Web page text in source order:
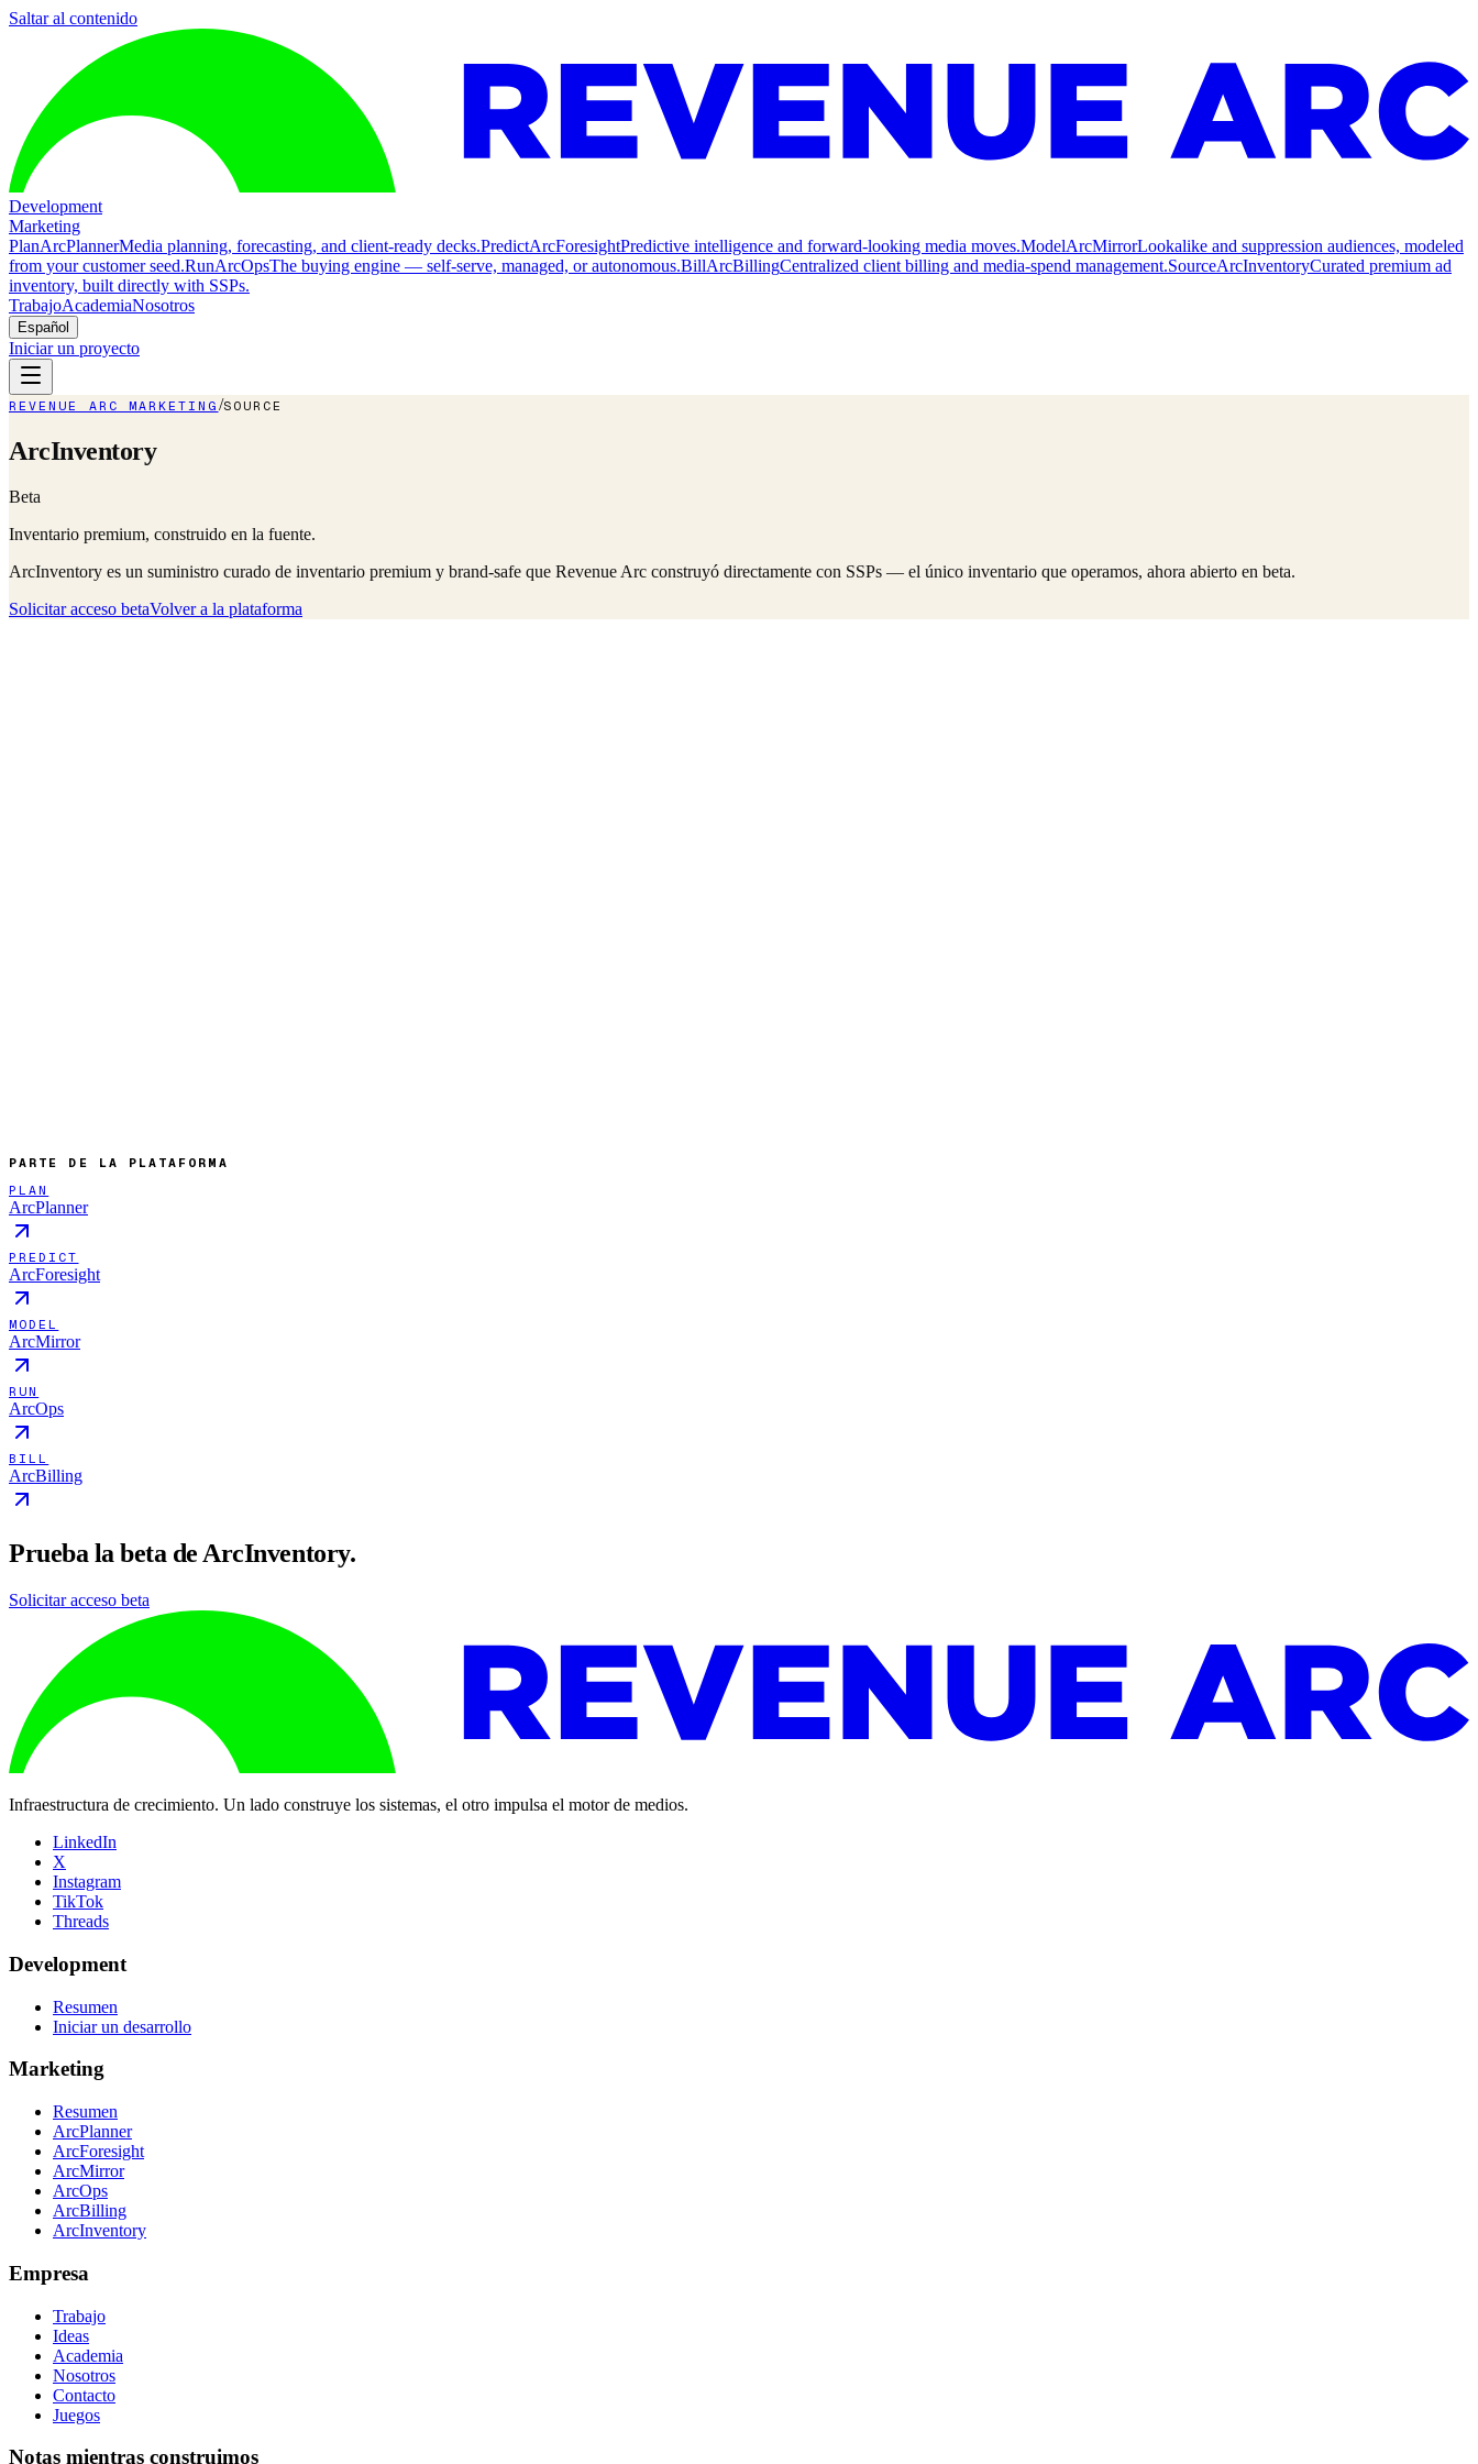
Saltar al contenido
Development
Marketing
PlanArcPlannerMedia planning, forecasting, and client-ready decks.PredictArcForesightPredictive intelligence and forward-looking media moves.ModelArcMirrorLookalike and suppression audiences, modeled
from your customer seed.RunArcOpsThe buying engine — self-serve, managed, or autonomous.BillArcBillingCentralized client billing and media-spend management.SourceArcInventoryCurated premium ad
inventory, built directly with SSPs.
TrabajoAcademiaNosotros
Español
Iniciar un proyecto
REVENUE ARC MARKETING /SOURCE
ArcInventory
Beta
Inventario premium, construido en la fuente.
ArcInventory es un suministro curado de inventario premium y brand-safe que Revenue Arc construyó directamente con SSPs — el único inventario que operamos, ahora abierto en beta.
Solicitar acceso betaVolver a la plataforma
PARTE DE LA PLATAFORMA
PLAN
ArcPlanner
PREDICT
ArcForesight
MODEL
ArcMirror
RUN
ArcOps
BILL
ArcBilling
Prueba la beta de ArcInventory.
Solicitar acceso beta
Infraestructura de crecimiento. Un lado construye los sistemas, el otro impulsa el motor de medios.
LinkedIn
X
Instagram
TikTok
Threads
Development
Resumen
Iniciar un desarrollo
Marketing
Resumen
ArcPlanner
ArcForesight
ArcMirror
ArcOps
ArcBilling
ArcInventory
Empresa
Trabajo
Ideas
Academia
Nosotros
Contacto
Juegos
Notas mientras construimos